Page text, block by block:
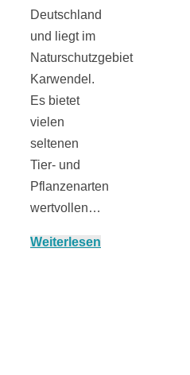
Deutschland
und liegt im
Naturschutzgebiet
Karwendel.
Es bietet
vielen
seltenen
Tier- und
Pflanzenarten
wertvollen…
Weiterlesen